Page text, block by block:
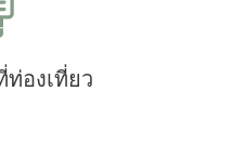
องเที่ยว